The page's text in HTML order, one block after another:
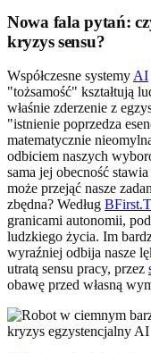
Nowa fala pytań:
kryzys sensu?
Współczesne systemy AI
"tożsamość" kształtują
właśnie zderzenie z
"istnienie poprzedza
matematycznie
odbiciem naszych
sama jej obecność
może przejąć nasze
zbędna? Według
granicami autonomii,
ludzkiego życia. Im
wyraźniej odbija nasze
utratą sensu pracy, przez
obawę przed własną